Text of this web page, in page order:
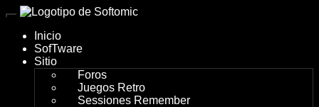
wWw.SofTomiC.org
CafÉ
PaniC
Inicio
SofTware
Sitio
Foros
Juegos Retro
Sessiones Remember